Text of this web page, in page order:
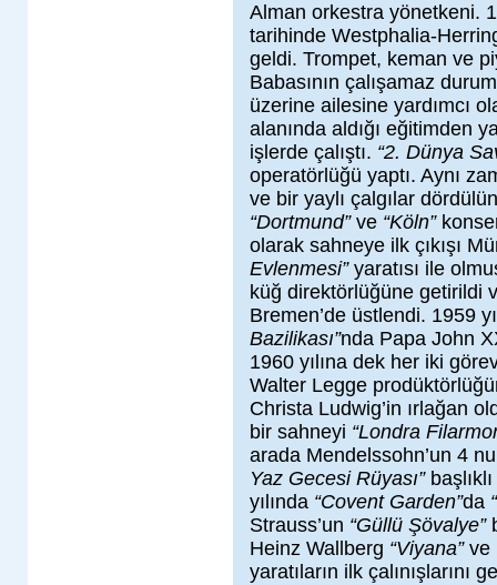
Alman orkestra yönetkeni.
tarihinde Westphalia-
geldi. Trompet, keman ve
Babasının çalışamaz
üzerine ailesine yardımcı
alanında aldığı eğitimden
işlerde çalıştı. “2. Dünya
operatörlüğü yaptı. Aynı
ve bir yaylı çalgılar
“Dortmund” ve “Köln”
olarak sahneye ilk çıkışı
Evlenmesi” yaratısı ile
küğ direktörlüğüne getirildi
Bremen’de üstlendi. 1959
Bazilikası”nda Papa John
1960 yılına dek her iki
Walter Legge
Christa Ludwig’in ırlağan
bir sahneyi “Londra
arada Mendelssohn’un 4
Yaz Gecesi Rüyası”
yılında “Covent Garden”da
Strauss’un “Güllü Şövalye”
Heinz Wallberg “Viyana”ve
yaratıların ilk çalınışlarını